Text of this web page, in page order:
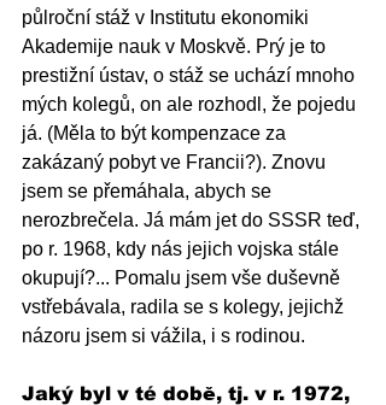
půlroční stáž v Institutu ekonomiki
Akademije nauk v Moskvě. Prý je to
prestižní ústav, o stáž se uchází mnoho
mých kolegů, on ale rozhodl, že pojedu
já. (Měla to být kompenzace za
zakázaný pobyt ve Francii?). Znovu
jsem se přemáhala, abych se
nerozbrečela. Já mám jet do SSSR teď,
po r. 1968, kdy nás jejich vojska stále
okupují?... Pomalu jsem vše duševně
vstřebávala, radila se s kolegy, jejichž
názoru jsem si vážila, i s rodinou.
Jaký byl v té době, tj. v r. 1972,